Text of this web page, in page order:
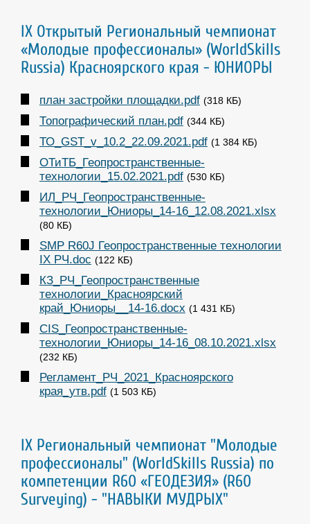
IX Открытый Региональный чемпионат
«Молодые профессионалы» (WorldSkills
Russia) Красноярского края - ЮНИОРЫ
план застройки площадки.pdf (318 КБ)
Топографический план.pdf (344 КБ)
ТО_GST_v_10.2_22.09.2021.pdf (1 384 КБ)
ОТиТБ_Геопространственные-
технологии_15.02.2021.pdf (530 КБ)
ИЛ_РЧ_Геопространственные-
технологии_Юниоры_14-16_12.08.2021.xlsx
(80 КБ)
SMP R60J Геопространственные технологии
IX РЧ.doc (122 КБ)
КЗ_РЧ_Геопространственные
технологии_Красноярский
край_Юниоры__14-16.docx (1 431 КБ)
CIS_Геопространственные-
технологии_Юниоры_14-16_08.10.2021.xlsx
(232 КБ)
Регламент_РЧ_2021_Красноярского
края_утв.pdf (1 503 КБ)
IX Региональный чемпионат "Молодые
профессионалы" (WorldSkills Russia) по
компетенции R60 «ГЕОДЕЗИЯ» (R60
Surveying) - "НАВЫКИ МУДРЫХ"